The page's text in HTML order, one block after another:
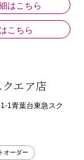
はこちら
こちら
エア店
1青葉台東急スク
オーダー